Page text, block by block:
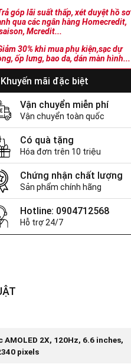
góp lãi suất thấp, xét duyệt hồ sơ
qua các ngân hàng Homecredit,
Mcredit...
30% khi mua phụ kiện,sạc dự
ốp lưng, bao da, dán màn hình...
Khuyến mãi đặc biệt
Vận chuyển miễn phí
Vận chuyển toàn quốc
Có quà tặng
Hóa đơn trên 10 triệu
Chứng nhận chất lượng
Sản phẩm chính hãng
Hotline: 0904712568
Hỗ trợ 24/7
AMOLED 2X, 120Hz, 6.6 inches,
pixels